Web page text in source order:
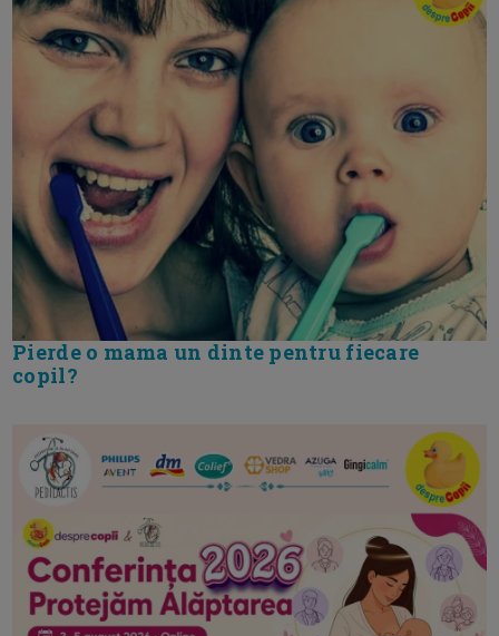
Pierde o mama un dinte pentru fiecare
copil?